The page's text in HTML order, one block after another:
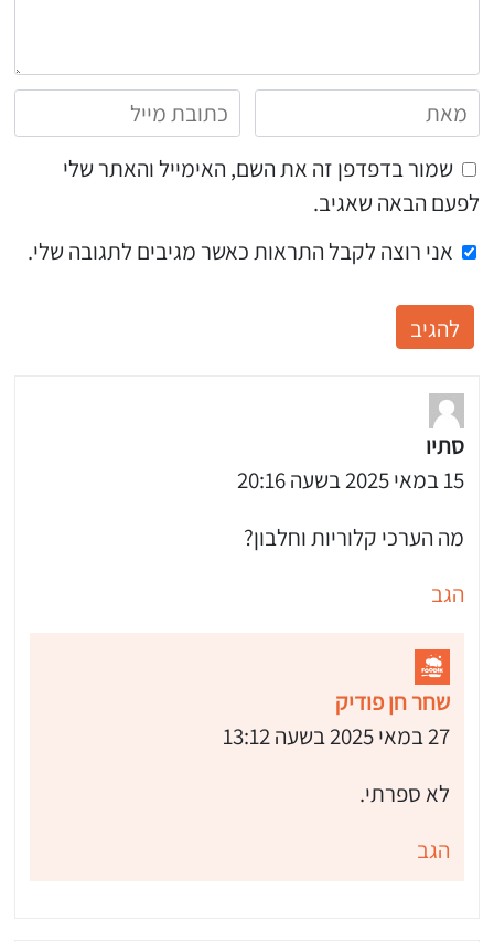
שמור בדפדפן זה את השם, האימייל והאתר שלי
לפעם הבאה שאגיב.
אני רוצה לקבל התראות כאשר מגיבים לתגובה שלי.
סתיו
15 במאי 2025 בשעה 20:16
מה הערכי קלוריות וחלבון?
הגב
שחר חן פודיק
27 במאי 2025 בשעה 13:12
לא ספרתי.
הגב